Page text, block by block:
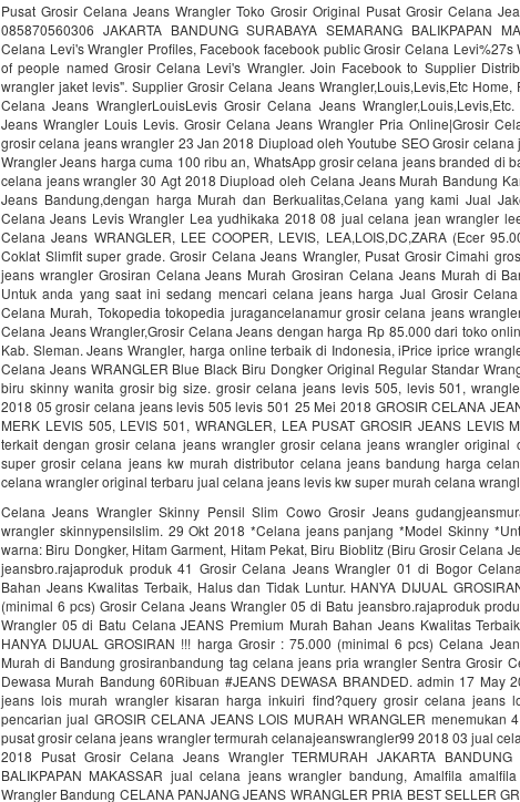
Pusat Grosir Celana Jeans Wrangler Toko Grosir Original Pusat Grosir Celana
085870560306 JAKARTA BANDUNG SURABAYA SEMARANG BALIKPAPAN
Celana Levi's Wrangler Profiles, Facebook facebook public Grosir Celana Levi%27s
of people named Grosir Celana Levi's Wrangler. Join Facebook to Supplier
wrangler jaket levis". Supplier Grosir Celana Jeans Wrangler,Louis,Levis,Etc Home,
Celana Jeans WranglerLouisLevis Grosir Celana Jeans
Jeans Wrangler Louis Levis. Grosir Celana Jeans Wrangler Pria Online|Grosir
grosir celana jeans wrangler 23 Jan 2018 Diupload oleh Youtube SEO Grosir celana
Wrangler Jeans harga cuma 100 ribu an, WhatsApp grosir celana jeans branded di
celana jeans wrangler 30 Agt 2018 Diupload oleh Celana Jeans Murah Bandung
Jeans Bandung,dengan harga Murah dan Berkualitas,Celana yang kami Jual
Celana Jeans Levis Wrangler Lea yudhikaka 2018 08 jual celana jean wrangler
Celana Jeans WRANGLER, LEE COOPER, LEVIS, LEA,LOIS,DC,ZARA (Ecer
Coklat Slimfit super grade. Grosir Celana Jeans Wrangler, Pusat Grosir Cimahi
jeans wrangler Grosiran Celana Jeans Murah Grosiran Celana Jeans Murah di
Untuk anda yang saat ini sedang mencari celana jeans harga Jual Grosir
Celana Murah, Tokopedia tokopedia juragancelanamur grosir celana jeans
Celana Jeans Wrangler,Grosir Celana Jeans dengan harga Rp 85.000 dari toko
Kab. Sleman. Jeans Wrangler, harga online terbaik di Indonesia, iPrice iprice
Celana Jeans WRANGLER Blue Black Biru Dongker Original Regular Standar
biru skinny wanita grosir big size. grosir celana jeans levis 505, levis 501,
2018 05 grosir celana jeans levis 505 levis 501 25 Mei 2018 GROSIR CELANA
MERK LEVIS 505, LEVIS 501, WRANGLER, LEA PUSAT GROSIR JEANS LEVIS
terkait dengan grosir celana jeans wrangler grosir celana jeans wrangler original
super grosir celana jeans kw murah distributor celana jeans bandung harga
celana wrangler original terbaru jual celana jeans levis kw super murah celana
Celana Jeans Wrangler Skinny Pensil Slim Cowo Grosir Jeans
wrangler skinnypensilslim. 29 Okt 2018 *Celana jeans panjang *Model Skinny
warna: Biru Dongker, Hitam Garment, Hitam Pekat, Biru Bioblitz (Biru Grosir Celana
jeansbro.rajaproduk produk 41 Grosir Celana Jeans Wrangler 01 di Bogor
Bahan Jeans Kwalitas Terbaik, Halus dan Tidak Luntur. HANYA DIJUAL
(minimal 6 pcs) Grosir Celana Jeans Wrangler 05 di Batu jeansbro.rajaproduk
Wrangler 05 di Batu Celana JEANS Premium Murah Bahan Jeans Kwalitas
HANYA DIJUAL GROSIRAN !!! harga Grosir : 75.000 (minimal 6 pcs) Celana
Murah di Bandung grosiranbandung tag celana jeans pria wrangler Sentra Grosir
Dewasa Murah Bandung 60Ribuan #JEANS DEWASA BRANDED. admin 17 May
jeans lois murah wrangler kisaran harga inkuiri find?query grosir celana jeans
pencarian jual GROSIR CELANA JEANS LOIS MURAH WRANGLER menemukan
pusat grosir celana jeans wrangler termurah celanajeanswrangler99 2018 03 jual
2018 Pusat Grosir Celana Jeans Wrangler TERMURAH JAKARTA BANDUNG
BALIKPAPAN MAKASSAR jual celana jeans wrangler bandung, Amalfila
Wrangler Bandung CELANA PANJANG JEANS WRANGLER PRIA BEST SELLER